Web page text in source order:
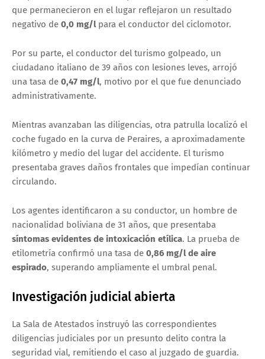
que permanecieron en el lugar reflejaron un resultado
negativo de 0,0 mg/lpara el conductor del ciclomotor.
Por su parte, el conductor del turismo golpeado, un
ciudadano italiano de 39 años con lesiones leves, arrojó
una tasa de 0,47 mg/l, motivo por el que fue denunciado
administrativamente.
Mientras avanzaban las diligencias, otra patrulla localizó el
coche fugado en la curva de Peraires, a aproximadamente
kilómetro y medio del lugar del accidente. El turismo
presentaba graves daños frontales que impedían continuar
circulando.
Los agentes identificaron a su conductor, un hombre de
nacionalidad boliviana de 31 años, que presentaba
síntomas evidentes de intoxicación etílica. La prueba de
etilometría confirmó una tasa de 0,86 mg/l de aire
espirado, superando ampliamente el umbral penal.
Investigación judicial abierta
La Sala de Atestados instruyó las correspondientes
diligencias judiciales por un presunto delito contra la
seguridad vial, remitiendo el caso al juzgado de guardia.